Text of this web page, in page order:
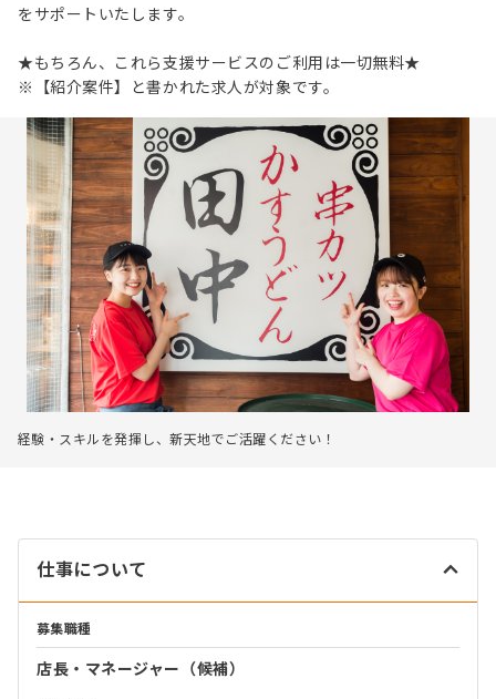
をサポートいたします。
★もちろん、これら支援サービスのご利用は一切無料★
※【紹介案件】と書かれた求人が対象です。
経験・スキルを発揮し、新天地でご活躍ください！
仕事について
募集職種
店長・マネージャー（候補）